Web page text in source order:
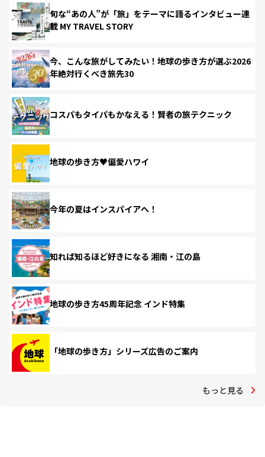
旬な“あの人”が「旅」をテーマに語るインタビュー連
載 MY TRAVEL STORY
今、こんな旅がしてみたい！地球の歩き方が選ぶ2026
年絶対行くべき旅先30
コスパもタイパもかなえる！賢者の旅テクニック
地球の歩き方♥偏愛ハワイ
今年の夏はインスパイアへ！
知れば知るほど好きになる 湘南・江の島
地球の歩き方45周年記念 インド特集
「地球の歩き方」シリーズ広告のご案内
もっと見る